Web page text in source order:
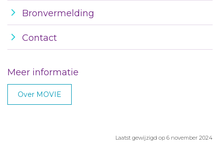
Bronvermelding
Contact
Meer informatie
Over MOVIE
Laatst gewijzigd op 6 november 2024